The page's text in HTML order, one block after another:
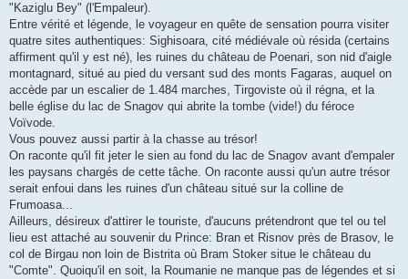
"Kaziglu Bey" (l'Empaleur).
Entre vérité et légende, le voyageur en quête de sensation pourra visiter
quatre sites authentiques: Sighisoara, cité médiévale où résida (certains
affirment qu'il y est né), les ruines du château de Poenari, son nid d'aigle
montagnard, situé au pied du versant sud des monts Fagaras, auquel on
accède par un escalier de 1.484 marches, Tirgoviste où il régna, et la
belle église du lac de Snagov qui abrite la tombe (vide!) du féroce
Voïvode.
Vous pouvez aussi partir à la chasse au trésor!
On raconte qu'il fit jeter le sien au fond du lac de Snagov avant d'empaler
les paysans chargés de cette tâche. On raconte aussi qu'un autre trésor
serait enfoui dans les ruines d'un château situé sur la colline de
Frumoasa...
Ailleurs, désireux d'attirer le touriste, d'aucuns prétendront que tel ou tel
lieu est attaché au souvenir du Prince: Bran et Risnov près de Brasov, le
col de Birgau non loin de Bistrita où Bram Stoker situe le château du
"Comte". Quoiqu'il en soit, la Roumanie ne manque pas de légendes et si